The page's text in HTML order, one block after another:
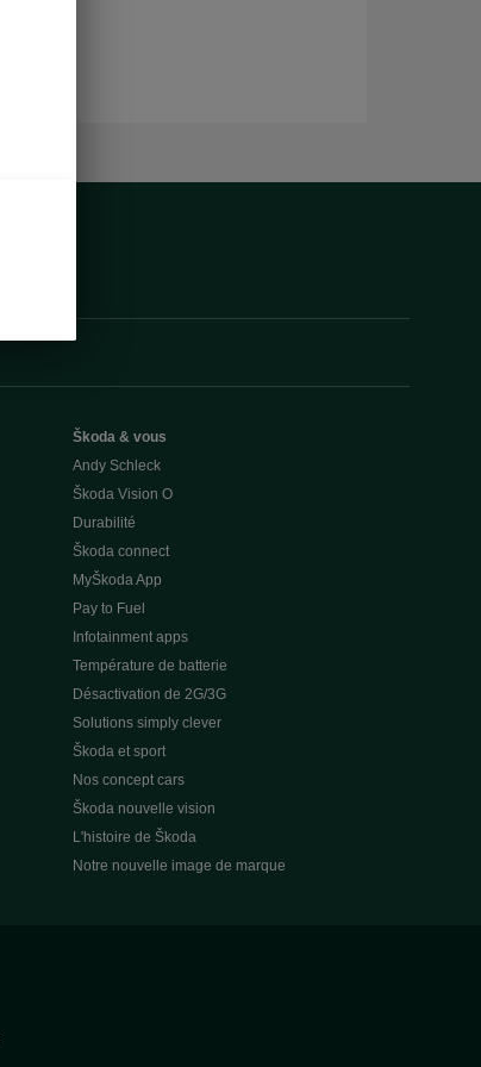
Škoda & vous
Andy Schleck
Škoda Vision O
Durabilité
Škoda connect
MyŠkoda App
Pay to Fuel
Infotainment apps
Température de batterie
Désactivation de 2G/3G
Solutions simply clever
Škoda et sport
Nos concept cars
Škoda nouvelle vision
L'histoire de Škoda
Notre nouvelle image de marque